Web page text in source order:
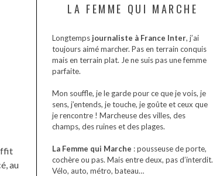
au
LA FEMME QUI MARCHE
Longtemps journaliste à France Inter, j’ai
toujours aimé marcher. Pas en terrain conquis
mais en terrain plat. Je ne suis pas une femme
parfaite.
Mon souffle, je le garde pour ce que je vois, je
sens, j’entends, je touche, je goûte et ceux que
je rencontre ! Marcheuse des villes, des
champs, des ruines et des plages.
La Femme qui Marche : pousseuse de porte,
cochère ou pas. Mais entre deux, pas d’interdit.
Vélo, auto, métro, bateau…